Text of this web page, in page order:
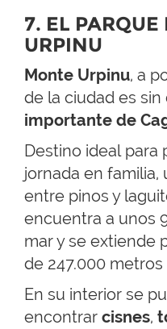
7. EL
URPINU
Monte Urpinu, a
de la ciudad es
importante de
Destino ideal para
jornada en
entre pinos y
encuentra a unos
mar y se extiende
de 247.000
En su interior se
encontrar cisnes,